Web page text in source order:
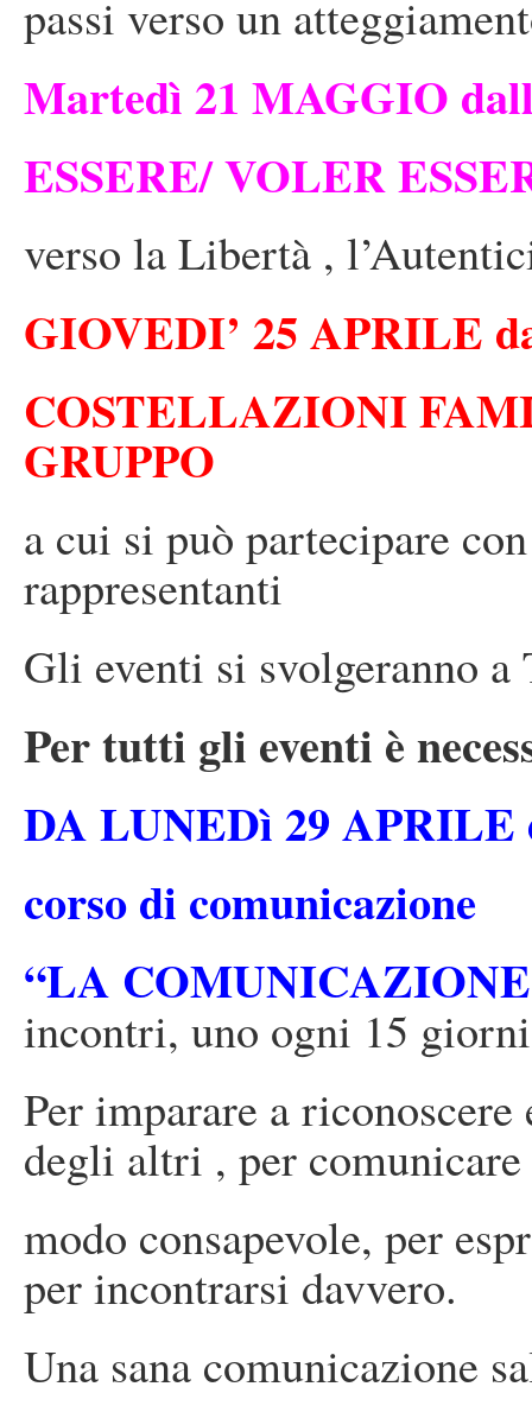
passi verso un
Martedì 21 MAGGIO
ESSERE/ VOLER
verso la Libertà ,
GIOVEDI’ 25 APRILE
COSTELLAZIONI
GRUPPO
a cui si può partecipare
rappresentanti
Gli eventi si svolgeranno
Per tutti gli eventi è
DA LUNEDì 29 APRILE
corso di comunicazione
“LA
incontri, uno ogni 15
Per imparare a
degli altri , per
modo consapevole, per
per incontrarsi davvero.
Una sana comunicazione